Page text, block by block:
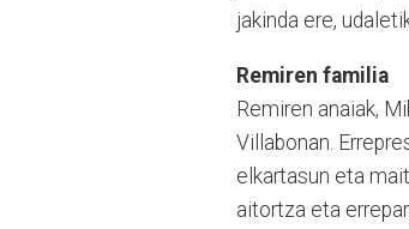
jakinda ere,
Remiren familia
Remiren anaiak,
Villabonan.
elkartasun eta
aitortza eta